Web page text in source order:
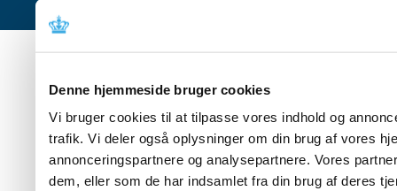
Denne hjemmeside bruger cookies
Vi bruger cookies til at tilpasse vores indhold og
trafik. Vi deler også oplysninger om din brug af vores
annonceringspartnere og analysepartnere. Vores
dem, eller som de har indsamlet fra din brug af deres